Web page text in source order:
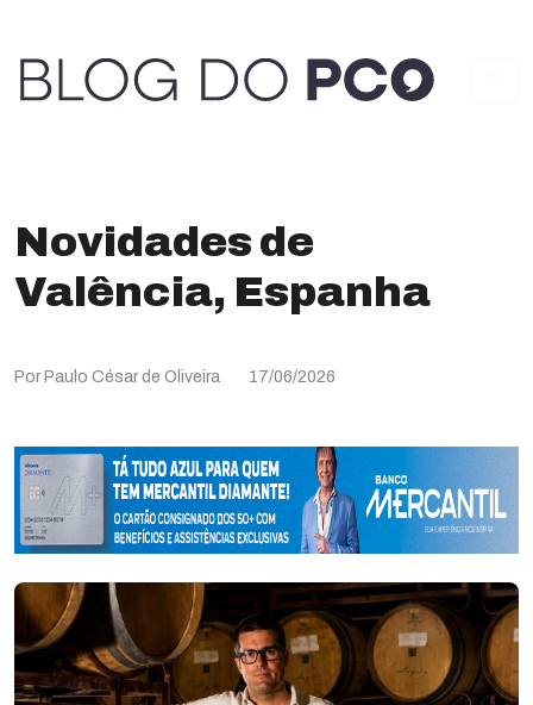
Novidades de
Valência, Espanha
Por Paulo César de Oliveira 17/06/2026